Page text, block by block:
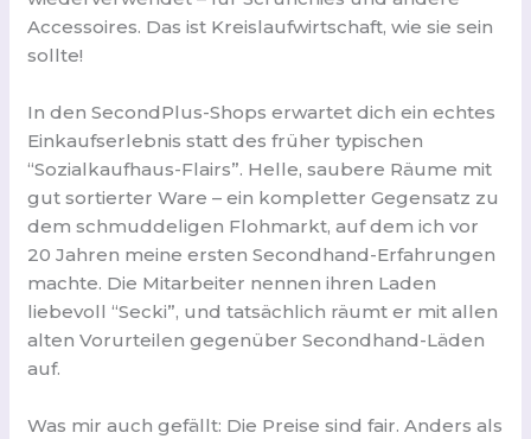
Accessoires. Das ist Kreislaufwirtschaft, wie sie sein
sollte!
In den SecondPlus-Shops erwartet dich ein echtes
Einkaufserlebnis statt des früher typischen
“Sozialkaufhaus-Flairs”. Helle, saubere Räume mit
gut sortierter Ware – ein kompletter Gegensatz zu
dem schmuddeligen Flohmarkt, auf dem ich vor
20 Jahren meine ersten Secondhand-Erfahrungen
machte. Die Mitarbeiter nennen ihren Laden
liebevoll “Secki”, und tatsächlich räumt er mit allen
alten Vorurteilen gegenüber Secondhand-Läden
auf.
Was mir auch gefällt: Die Preise sind fair. Anders als